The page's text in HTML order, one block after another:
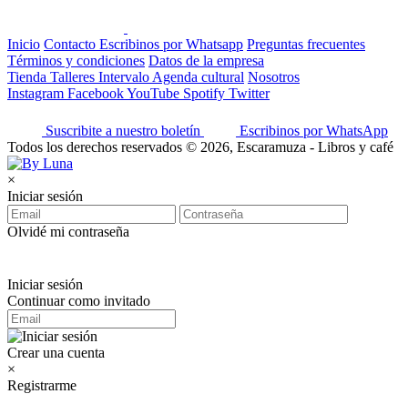
Inicio Contacto Escribinos por Whatsapp Preguntas frecuentes
Términos y condiciones Datos de la empresa
Tienda Talleres Intervalo Agenda cultural Nosotros
Instagram FacebookYouTube Spotify Twitter
Suscribite a nuestro boletín
Escribinos por WhatsApp
Todos los derechos reservados © 2026, Escaramuza - Libros y café
×
Iniciar sesión
Olvidé mi contraseña
Iniciar sesión
Continuar como invitado
Crear una cuenta
×
Registrarme